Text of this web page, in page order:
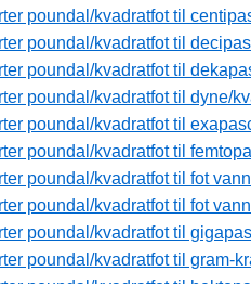
poundal/kvadratfot til
poundal/kvadratfot til
poundal/kvadratfot til
poundal/kvadratfot til dyne/
poundal/kvadratfot til
poundal/kvadratfot til
poundal/kvadratfot til fot
poundal/kvadratfot til fot
poundal/kvadratfot til
poundal/kvadratfot til gram-